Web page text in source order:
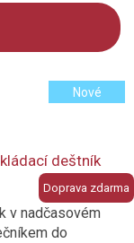
Doprava zdarma
Nové
deštník
v nadčasovém
do